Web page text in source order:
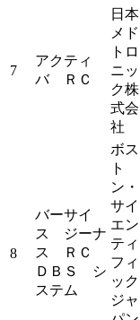
7
アクティ
バ ＲＣ
日本
メド
トロ
ニッ
ク株
式会
社
8
バーサイ
ス ジーナ
ス ＲＣ
ＤＢＳ シ
ステム
ボス
ト
ン・
サイ
エン
ティ
フィ
ック
ジャ